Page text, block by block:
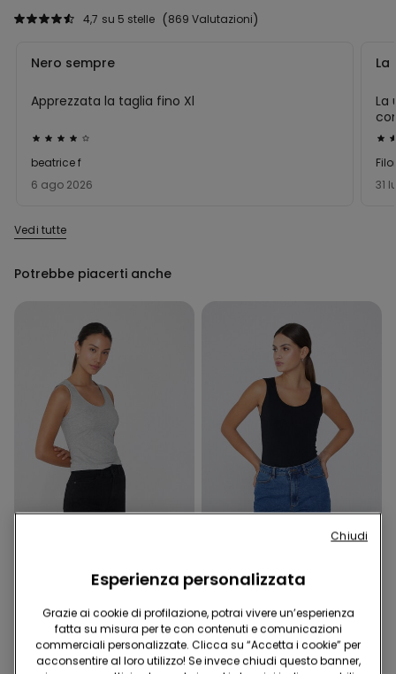
869 Valutazioni
4,7 su 5 stelle
Valutato
4
su
6 ago 2026
beatrice f
Nero sempre
Apprezzata la taglia fino Xl
5
su
31
La
La
Vedi tutte
Potrebbe piacerti anche
Canotta in Cotone
Organico Spalla Larga
Scollo Stondato
7,99 €
Canotta in Cotone
Organico Spalla Larga
Scollo Stondato
7,99 €
Esperienza personalizzata
Grazie ai cookie di profilazione, potrai vivere un’esperienza
fatta su misura per te con contenuti e comunicazioni
commerciali personalizzate. Clicca su “Accetta i cookie” per
acconsentire al loro utilizzo! Se invece chiudi questo banner,
Chiudi